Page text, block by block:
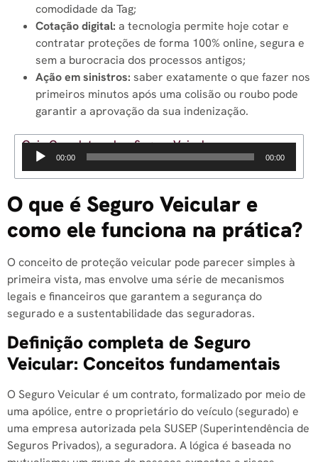
comodidade da Tag;
Cotação digital: a tecnologia permite hoje cotar e
contratar proteções de forma 100% online, segura e
sem a burocracia dos processos antigos;
Ação em sinistros: saber exatamente o que fazer nos
primeiros minutos após uma colisão ou roubo pode
garantir a aprovação da sua indenização.
Guia Completo sobre Seguro Veicular
Tocador
de
00:00 00:00
O que é Seguro Veicular e
como ele funciona na prática?
O conceito de proteção veicular pode parecer simples à
primeira vista, mas envolve uma série de mecanismos
legais e financeiros que garantem a segurança do
segurado e a sustentabilidade das seguradoras.
Definição completa de Seguro
Veicular: Conceitos fundamentais
O Seguro Veicular é um contrato, formalizado por meio de
uma apólice, entre o proprietário do veículo (segurado) e
uma empresa autorizada pela SUSEP (Superintendência de
Seguros Privados), a seguradora. A lógica é baseada no